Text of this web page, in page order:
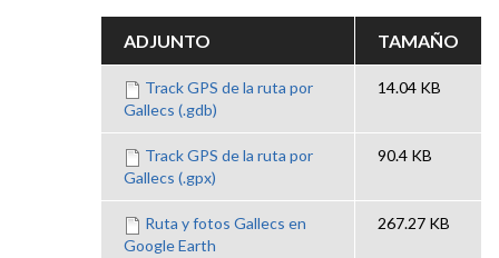
ADJUNTO TAMAÑO
Track GPS de la ruta por
Gallecs (.gdb)
14.04 KB
Track GPS de la ruta por
Gallecs (.gpx)
90.4 KB
Ruta y fotos Gallecs en
Google Earth
267.27 KB